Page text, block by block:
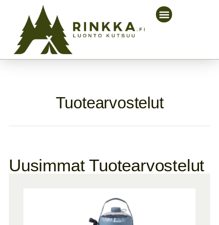
Tuotearvostelut
Uusimmat Tuotearvostelut